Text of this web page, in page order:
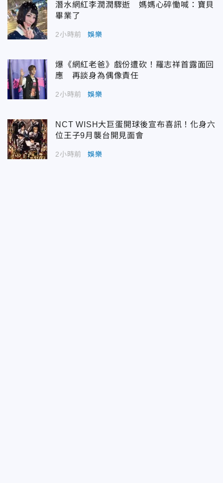
潛水網紅李潤潤驟逝 媽媽心碎慟喊：寶貝
畢業了
2小時前 娛樂
爆《網紅老爸》戲份遭砍！羅志祥首露面回
應 再談身為偶像責任
2小時前 娛樂
NCT WISH大巨蛋開球後宣布喜訊！化身六
位王子9月襲台開見面會
2小時前 娛樂